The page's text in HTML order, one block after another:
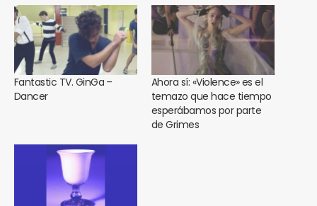
Fantastic TV. GinGa –
Dancer
Ahora sí: «Violence» es el
temazo que hace tiempo
esperábamos por parte
de Grimes